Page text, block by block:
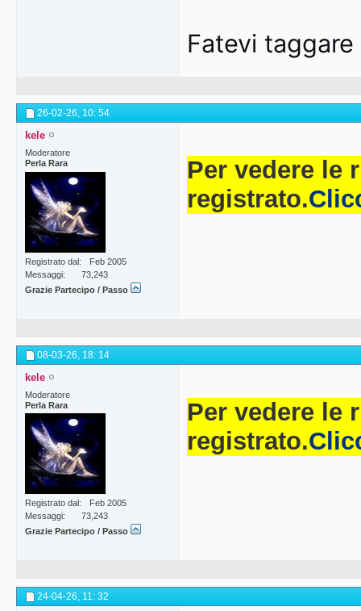
Fatevi
26-02-26, 10: 54
kele
Moderatore
Perla Rara
Registrato dal
Feb 2005
Messaggi
73,243
Grazie Partecipo / Passo
Per vedere le
registrato.
08-03-26, 18: 14
kele
Moderatore
Perla Rara
Registrato dal
Feb 2005
Messaggi
73,243
Grazie Partecipo / Passo
Per vedere le
registrato.
24-04-26, 11: 32